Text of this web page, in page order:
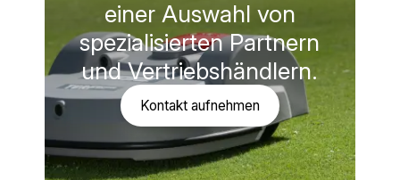
einer Auswahl von
spezialisierten Partnern
und Vertriebshändlern.
Kontakt aufnehmen